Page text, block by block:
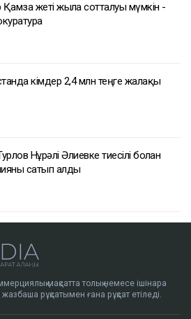
жеті жылға сотталуы мүмкін -
кімдер 2,4 млн теңге жалақы
Нұрәлі Әлиевке тиесілі болған
сатып алды
мақсатта толық немесе ішінара
рұқсатымен ғана рұқсат етіледі.